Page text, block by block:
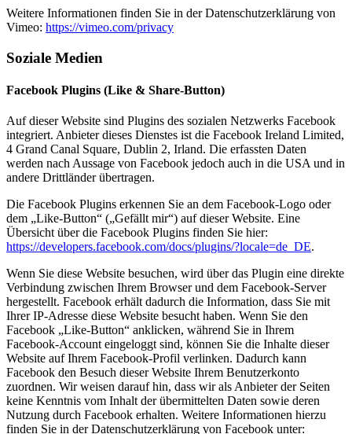
Weitere Informationen finden Sie in der Datenschutzerklärung von
Vimeo: https://vimeo.com/privacy
Soziale Medien
Facebook Plugins (Like & Share-Button)
Auf dieser Website sind Plugins des sozialen Netzwerks Facebook
integriert. Anbieter dieses Dienstes ist die Facebook Ireland Limited,
4 Grand Canal Square, Dublin 2, Irland. Die erfassten Daten
werden nach Aussage von Facebook jedoch auch in die USA und in
andere Drittländer übertragen.
Die Facebook Plugins erkennen Sie an dem Facebook-Logo oder
dem „Like-Button“ („Gefällt mir“) auf dieser Website. Eine
Übersicht über die Facebook Plugins finden Sie hier:
https://developers.facebook.com/docs/plugins/?locale=de_DE.
Wenn Sie diese Website besuchen, wird über das Plugin eine direkte
Verbindung zwischen Ihrem Browser und dem Facebook-Server
hergestellt. Facebook erhält dadurch die Information, dass Sie mit
Ihrer IP-Adresse diese Website besucht haben. Wenn Sie den
Facebook „Like-Button“ anklicken, während Sie in Ihrem
Facebook-Account eingeloggt sind, können Sie die Inhalte dieser
Website auf Ihrem Facebook-Profil verlinken. Dadurch kann
Facebook den Besuch dieser Website Ihrem Benutzerkonto
zuordnen. Wir weisen darauf hin, dass wir als Anbieter der Seiten
keine Kenntnis vom Inhalt der übermittelten Daten sowie deren
Nutzung durch Facebook erhalten. Weitere Informationen hierzu
finden Sie in der Datenschutzerklärung von Facebook unter: